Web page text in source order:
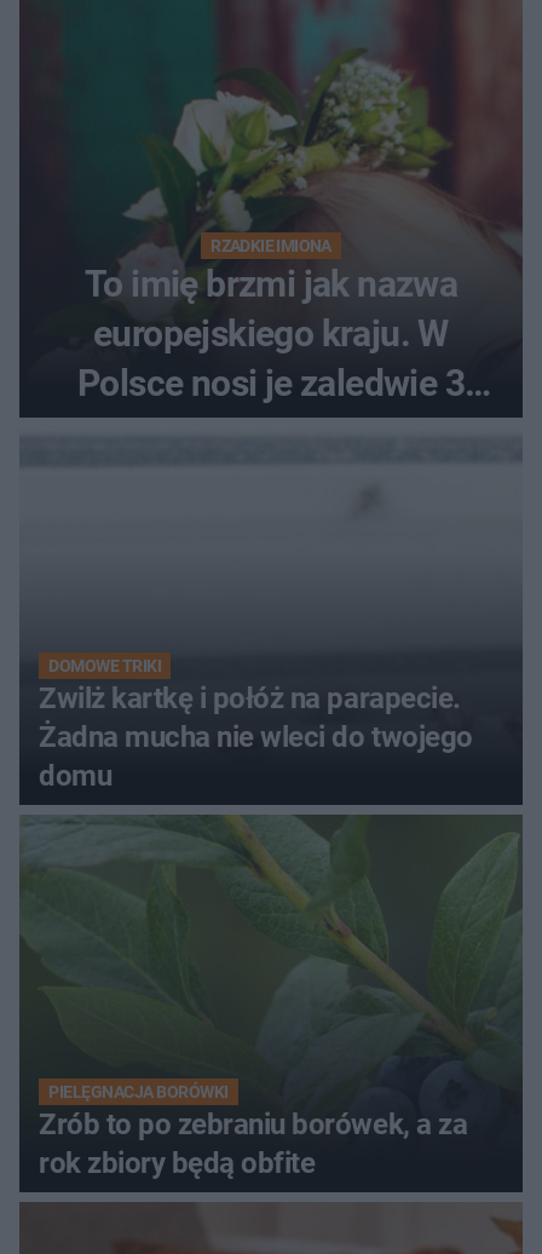
RZADKIE IMIONA
To imię brzmi jak nazwa
europejskiego kraju. W
Polsce nosi je zaledwie 3
kobiety
DOMOWE TRIKI
Zwilż kartkę i połóż na parapecie.
Żadna mucha nie wleci do twojego
domu
PIELĘGNACJA BORÓWKI
Zrób to po zebraniu borówek, a za
rok zbiory będą obfite